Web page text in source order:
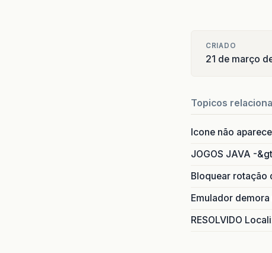
CRIADO
21 de março
Topicos
Icone não
JOGOS JAVA -
Bloquear rotação
Emulador
RESOLVIDO